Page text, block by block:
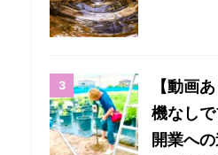
【動画
機なし
開業へ